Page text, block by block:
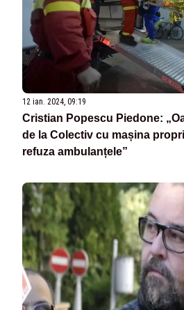
12 ian. 2024, 09:19
Cristian Popescu Piedone:
de la Colectiv cu mașina
refuza ambulanțele”